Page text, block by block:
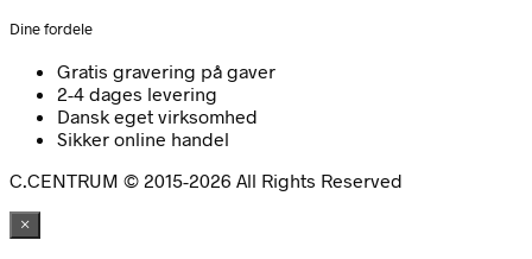
Dine fordele
Gratis gravering på gaver
2-4 dages levering
Dansk eget virksomhed
Sikker online handel
C.CENTRUM © 2015-2026 All Rights Reserved
×